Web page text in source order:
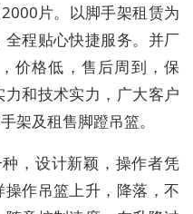
片。以脚手架租赁为
程贴心快捷服务。并厂
价格低，售后周到，保
和技术实力，广大客户
架及租售脚蹬吊篮。
，设计新颖，操作者凭
作吊篮上升，降落，不